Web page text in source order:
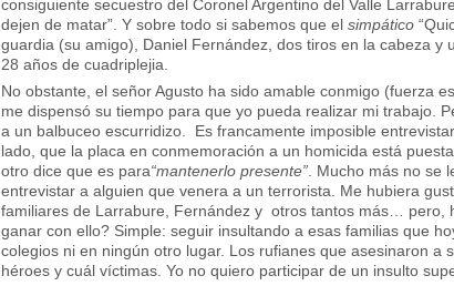
consiguiente secuestro del Coronel Argentino del Valle
dejen de matar”. Y sobre todo si sabemos que el simpático
guardia (su amigo), Daniel Fernández, dos tiros en la cabeza y
28 años de cuadriplejia.
No obstante, el señor Agusto ha sido amable conmigo (fuerza
me dispensó su tiempo para que yo pueda realizar mi trabajo.
a un balbuceo escurridizo. Es francamente imposible
lado, que la placa en conmemoración a un homicida está
otro dice que es para“mantenerlo presente” . Mucho más no se
entrevistar a alguien que venera a un terrorista. Me hubiera
familiares de Larrabure, Fernández y otros tantos más…
ganar con ello? Simple: seguir insultando a esas familias que
colegios ni en ningún otro lugar. Los rufianes que asesinaron a
héroes y cuál víctimas. Yo no quiero participar de un insulto